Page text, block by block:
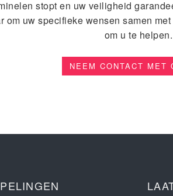
stopt en uw veiligheid
om uw specifieke wensen samen
om u te helpen.
NEEM CONTACT MET